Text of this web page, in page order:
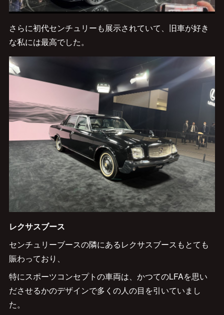
さらに初代センチュリーも展示されていて、旧車が好き
な私には最高でした。
レクサスブース
センチュリーブースの隣にあるレクサスブースもとても
賑わっており、
特にスポーツコンセプトの車両は、かつてのLFAを思い
ださせるかのデザインで多くの人の目を引いていまし
た。